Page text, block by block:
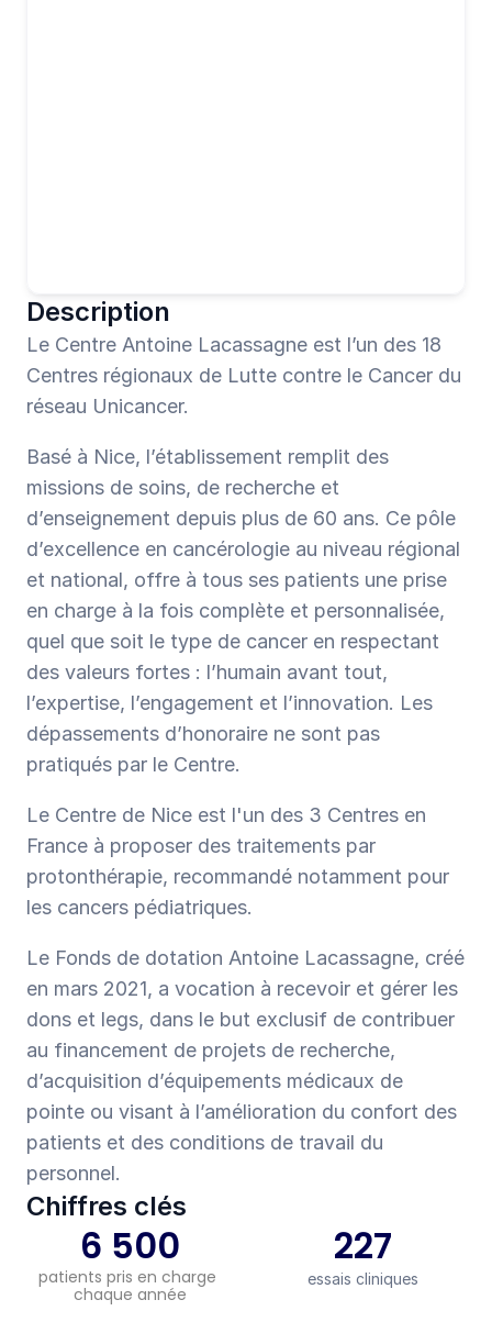
Description
Le Centre Antoine Lacassagne est l’un des 18
Centres régionaux de Lutte contre le Cancer du
réseau Unicancer.
Basé à Nice, l’établissement remplit des
missions de soins, de recherche et
d’enseignement depuis plus de 60 ans. Ce pôle
d’excellence en cancérologie au niveau régional
et national, offre à tous ses patients une prise
en charge à la fois complète et personnalisée,
quel que soit le type de cancer en respectant
des valeurs fortes : l’humain avant tout,
l’expertise, l’engagement et l’innovation. Les
dépassements d’honoraire ne sont pas
pratiqués par le Centre.
Le Centre de Nice est l'un des 3 Centres en
France à proposer des traitements par
protonthérapie, recommandé notamment pour
les cancers pédiatriques.
Le Fonds de dotation Antoine Lacassagne, créé
en mars 2021, a vocation à recevoir et gérer les
dons et legs, dans le but exclusif de contribuer
au financement de projets de recherche,
d’acquisition d’équipements médicaux de
pointe ou visant à l’amélioration du confort des
patients et des conditions de travail du
personnel.
Chiffres clés
6 500
patients pris en charge
chaque année
227
essais cliniques